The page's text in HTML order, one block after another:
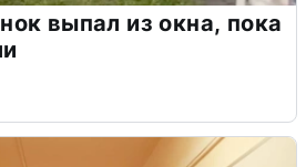
выпал из окна, пока